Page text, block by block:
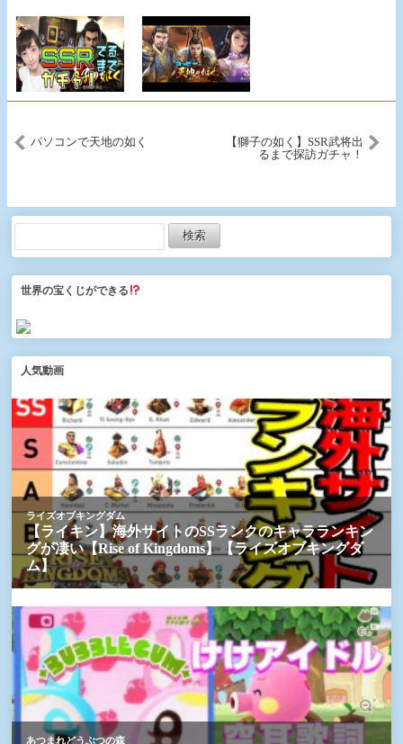
パソコンで天地の如く
【獅子の如く】SSR武将出
るまで探訪ガチャ！
世界の宝くじができる
人気動画